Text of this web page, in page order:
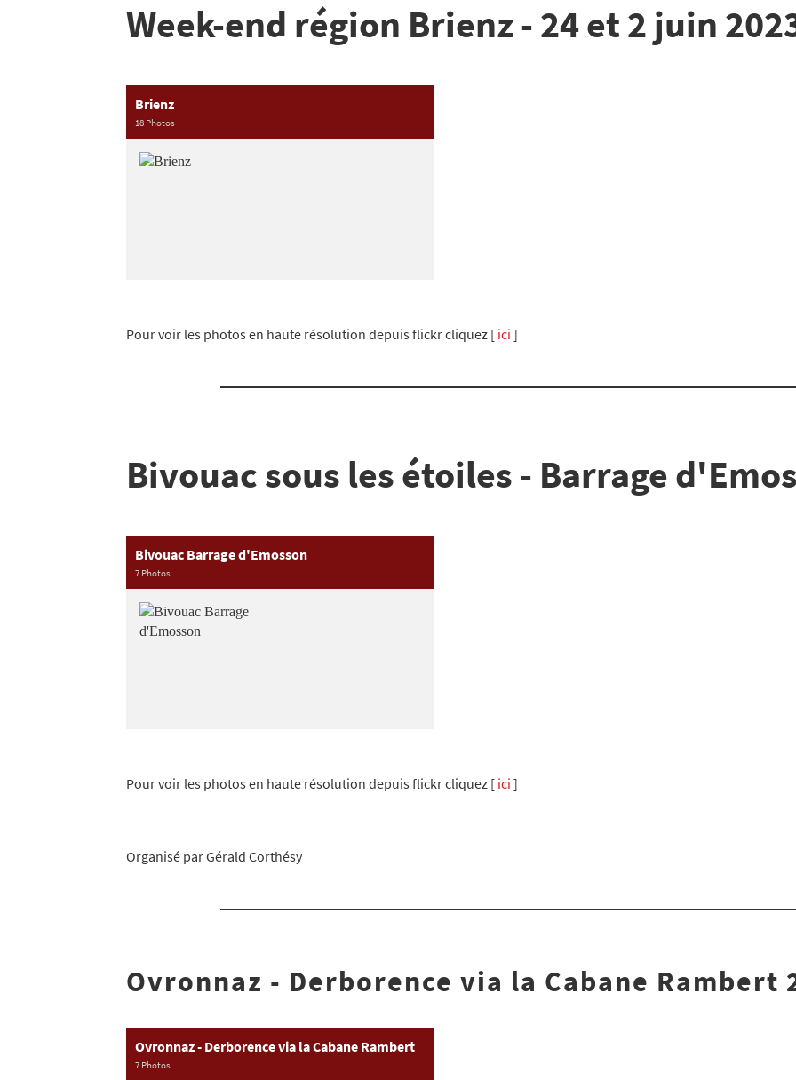
Week-end région Brienz - 24 et 2 juin
Brienz
18 Photos
Pour voir les photos en haute résolution depuis flickr cliquez [ ici ]
Bivouac sous les étoiles - Barrage
Bivouac Barrage d'Emosson
7 Photos
Pour voir les photos en haute résolution depuis flickr cliquez [ ici ]
Organisé par Gérald Corthésy
Ovronnaz - Derborence via la Cabane Rambert
Ovronnaz - Derborence via la Cabane Rambert
7 Photos